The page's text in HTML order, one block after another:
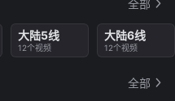
全部
大陆5线
12个视频
大陆6线
12个视频
全部